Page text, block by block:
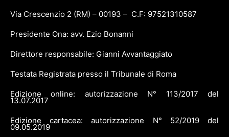
Via Crescenzio 2 (RM) – 00193 – C.F: 97521310587
Presidente Ona: avv. Ezio Bonanni
Direttore responsabile: Gianni Avvantaggiato
Testata Registrata presso il Tribunale di Roma
Edizione online: autorizzazione N° 113/2017 del
13.07.2017
Edizione cartacea: autorizzazione N° 52/2019 del
09.05.2019